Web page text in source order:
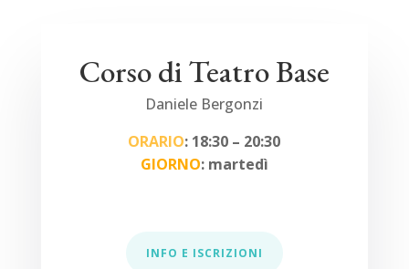
Corso di Teatro Base
Daniele Bergonzi
ORARIO: 18:30 – 20:30
GIORNO: martedì
INFO E ISCRIZIONI